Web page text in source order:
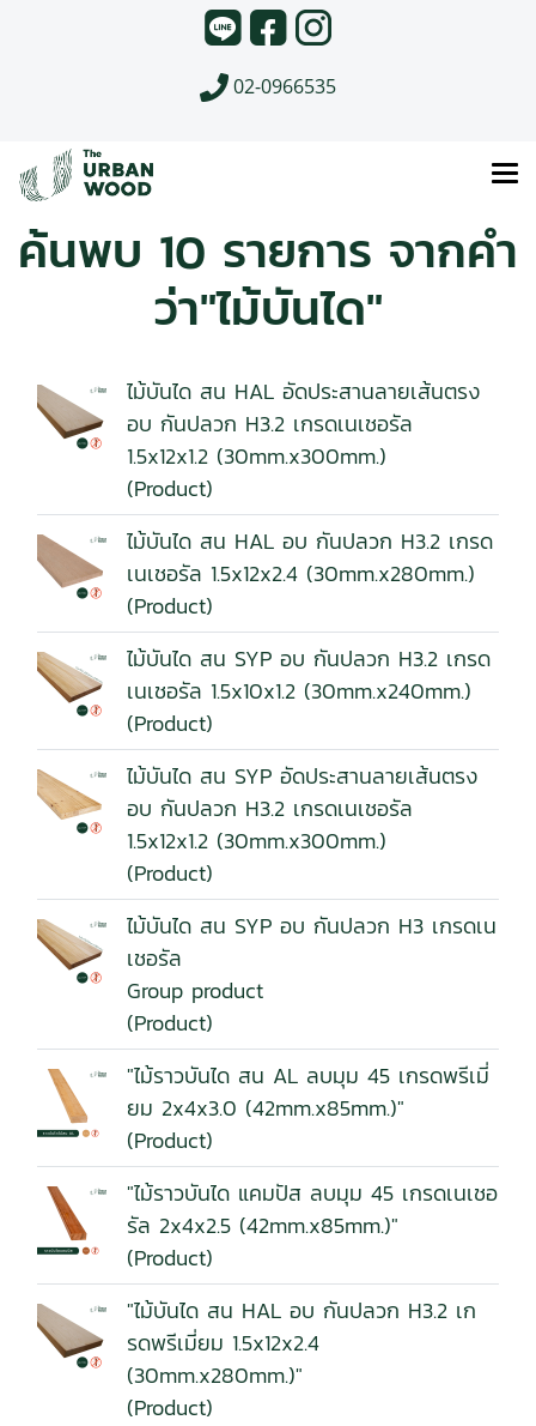
02-0966535
ค้นพบ 10 รายการ จากคำ
ว่า"ไม้บันได"
ไม้บันได สน HAL อัดประสานลายเส้นตรง
อบ กันปลวก H3.2 เกรดเนเชอรัล
1.5x12x1.2 (30mm.x300mm.)
(Product)
ไม้บันได สน HAL อบ กันปลวก H3.2 เกรด
เนเชอรัล 1.5x12x2.4 (30mm.x280mm.)
(Product)
ไม้บันได สน SYP อบ กันปลวก H3.2 เกรด
เนเชอรัล 1.5x10x1.2 (30mm.x240mm.)
(Product)
ไม้บันได สน SYP อัดประสานลายเส้นตรง
อบ กันปลวก H3.2 เกรดเนเชอรัล
1.5x12x1.2 (30mm.x300mm.)
(Product)
ไม้บันได สน SYP อบ กันปลวก H3 เกรดเน
เชอรัล
Group product
(Product)
"ไม้ราวบันได สน AL ลบมุม 45 เกรดพรีเมี่
ยม 2x4x3.0 (42mm.x85mm.)"
(Product)
"ไม้ราวบันได แคมปัส ลบมุม 45 เกรดเนเชอ
รัล 2x4x2.5 (42mm.x85mm.)"
(Product)
"ไม้บันได สน HAL อบ กันปลวก H3.2 เก
รดพรีเมี่ยม 1.5x12x2.4
(30mm.x280mm.)"
(Product)